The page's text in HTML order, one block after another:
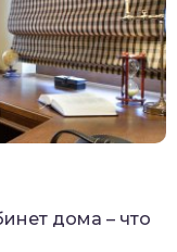
дома – что